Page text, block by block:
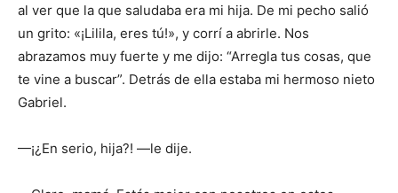
al ver que la que saludaba era mi hija. De mi pecho salió
un grito: «¡Lilila, eres tú!», y corrí a abrirle. Nos
abrazamos muy fuerte y me dijo: “Arregla tus cosas, que
te vine a buscar”. Detrás de ella estaba mi hermoso nieto
Gabriel.
—¡¿En serio, hija?! —le dije.